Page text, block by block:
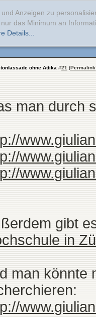
Anzeigen zu
das Minimum an
Details...
ohne Attika #21 (Permalink
man durch
gibt
in
man könnte